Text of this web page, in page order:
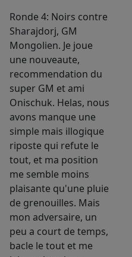
Ronde 4: Noirs contre
Sharajdorj, GM
Mongolien. Je joue
une nouveaute,
recommendation du
super GM et ami
Onischuk. Helas, nous
avons manque une
simple mais illogique
riposte qui refute le
tout, et ma position
me semble moins
plaisante qu'une pluie
de grenouilles. Mais
mon adversaire, un
peu a court de temps,
bacle le tout et me